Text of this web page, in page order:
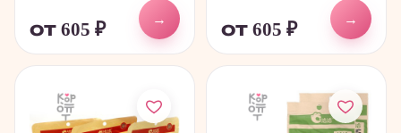
от 605 ₽
→
от 605 ₽
→